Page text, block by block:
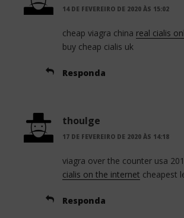
14 DE FEVEREIRO DE 2020 ÀS 15:02
cheap viagra china real cialis
buy cheap cialis uk
Responda
thoulge
17 DE FEVEREIRO DE 2020 ÀS 14:18
viagra over the counter usa
cialis on the internet cheapest
Responda